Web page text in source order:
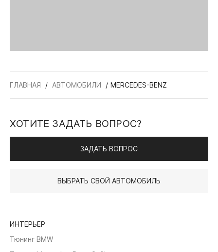
ГЛАВНАЯ АВТОМОБИЛИ MERCEDES-BENZ
ХОТИТЕ ЗАДАТЬ ВОПРОС?
ЗАДАТЬ ВОПРОС
ВЫБРАТЬ СВОЙ АВТОМОБИЛЬ
ИНТЕРЬЕР
Тюнинг BMW